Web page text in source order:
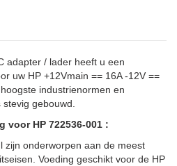
adapter / lader heeft u een
uw HP +12Vmain == 16A -12V ==
industrienormen en
gebouwd.
voor HP 722536-001 :
zijn onderworpen aan de meest
Voeding geschikt voor de HP